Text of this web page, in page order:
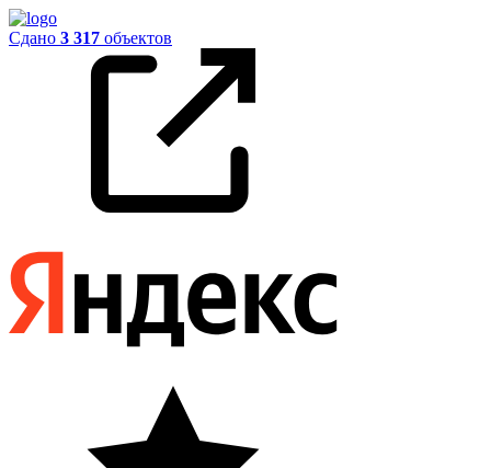
Сдано 3 317 объектов